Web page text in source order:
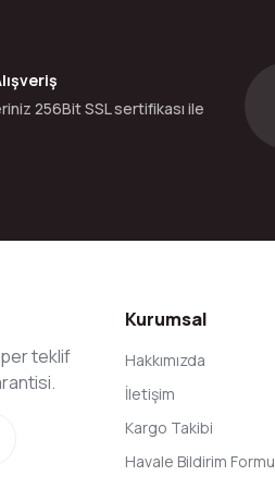
256Bit SSL sertifikası ile
teklif
Kurumsal
Hakkımızda
İletişim
Kargo Takibi
Havale Bildirim Formu